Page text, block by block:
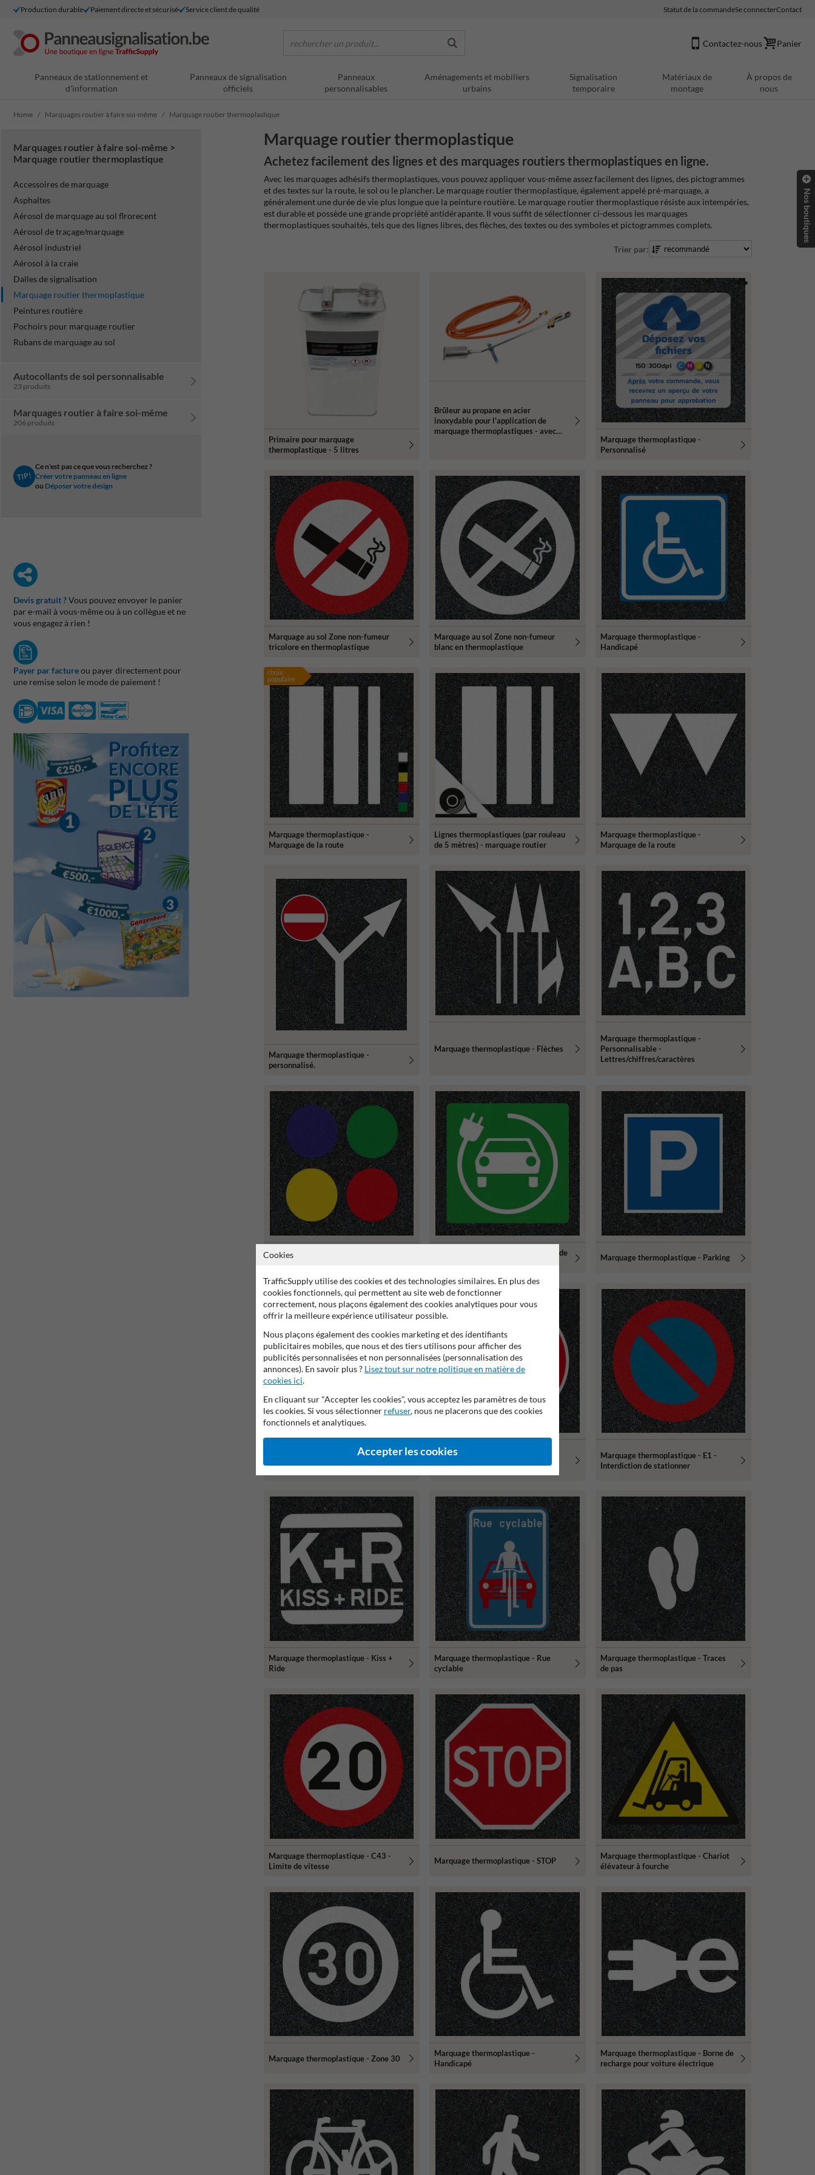
Production durable Paiement directe et sécurisé Service client de qualité Statut de la commandeSe connecterContact
rechercher un produit... Contactez-nous Panier
Panneaux de stationnement et
d'information
Panneaux de signalisation
officiels
Panneaux
personnalisables
Aménagements et mobiliers
urbains
Signalisation
temporaire
Matériaux de
montage
À propos de
nous
Home Marquages routier à faire soi-même Marquage routier thermoplastique
Marquages routier à faire soi-même >
Marquage routier thermoplastique
Accessoires de marquage
Asphaltes
Aérosol de marquage au sol flrorecent
Aérosol de traçage/marquage
Aérosol industriel
Aérosol à la craie
Dalles de signalisation
Marquage routier thermoplastique
Peintures routière
Pochoirs pour marquage routier
Rubans de marquage au sol
Autocollants de sol personnalisable
23 produits
Marquages routier à faire soi-même
206 produits
TIP!
Ce n'est pas ce que vous recherchez ?
Créer votre panneau en ligne
ou Déposer votre design
Devis gratuit ?Vous pouvez envoyer le panier
par e-mail à vous-même ou à un collègue et ne
vous engagez à rien !
Payer par factureou payer directement pour
une remise selon le mode de paiement !
Marquage routier thermoplastique
Achetez facilement des lignes et des marquages routiers thermoplastiques en ligne.
Avec les marquages adhésifs thermoplastiques, vous pouvez appliquer vous-même assez facilement des lignes, des pictogrammes
et des textes sur la route, le sol ou le plancher. Le marquage routier thermoplastique, également appelé pré-marquage, a
généralement une durée de vie plus longue que la peinture routière. Le marquage routier thermoplastique résiste aux intempéries,
est durable et possède une grande propriété antidérapante. Il vous suffit de sélectionner ci-dessous les marquages
thermoplastiques souhaités, tels que des lignes libres, des flèches, des textes ou des symboles et pictogrammes complets.
Trier par:
Primaire pour marquage
thermoplastique - 5 litres
Brûleur au propane en acier
inoxydable pour l'application de
marquage thermoplastiques - avec
Marquage thermoplastique -
Personnalisé
Marquage au sol Zone non-fumeur
tricolore en thermoplastique
Marquage au sol Zone non-fumeur
blanc en thermoplastique
Marquage thermoplastique -
Handicapé
choix
populaire
Marquage thermoplastique -
Marquage de la route
Lignes thermoplastiques (par rouleau
de 5 mètres) - marquage routier
Marquage thermoplastique -
Marquage de la route
Marquage thermoplastique -
personnalisé.
Marquage thermoplastique - Flèches
Marquage thermoplastique -
Personnalisable -
Lettres/chiffres/caractères
Marquage thermoplastique - Rond
Marquage thermoplastique - Borne de
Marquage thermoplastique - Parking
Marquage thermoplastique - E3 -
Marquage thermoplastique -
Interdiction de stationner
Marquage thermoplastique - E1 -
Interdiction de stationner
Marquage thermoplastique - Kiss +
Ride
Marquage thermoplastique - Rue
cyclable
Marquage thermoplastique - Traces
de pas
Marquage thermoplastique - C43 -
Limite de vitesse
Marquage thermoplastique - STOP
Marquage thermoplastique - Chariot
élévateur à fourche
Marquage thermoplastique - Zone 30
Marquage thermoplastique -
Handicapé
Marquage thermoplastique - Borne de
recharge pour voiture électrique
Nos boutiques
Cookies
TrafficSupply utilise des cookies et des technologies similaires. En plus des
cookies fonctionnels, qui permettent au site web de fonctionner
correctement, nous plaçons également des cookies analytiques pour vous
offrir la meilleure expérience utilisateur possible.
Nous plaçons également des cookies marketing et des identifiants
publicitaires mobiles, que nous et des tiers utilisons pour afficher des
publicités personnalisées et non personnalisées (personnalisation des
annonces). En savoir plus ? Lisez tout sur notre politique en matière de
cookies ici.
En cliquant sur "Accepter les cookies", vous acceptez les paramètres de tous
les cookies. Si vous sélectionner refuser, nous ne placerons que des cookies
fonctionnels et analytiques.
Accepter les cookies